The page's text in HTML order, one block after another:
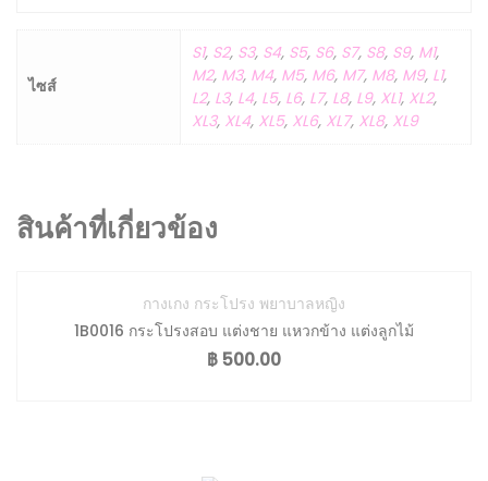
ไซส์
S1, S2, S3, S4, S5, S6, S7, S8, S9, M1,
M2, M3, M4, M5, M6, M7, M8, M9, L1,
L2, L3, L4, L5, L6, L7, L8, L9, XL1, XL2,
XL3, XL4, XL5, XL6, XL7, XL8, XL9
สินค้าที่เกี่ยวข้อง
กางเกง กระโปรง พยาบาลหญิง
1B0016 กระโปรงสอบ แต่งชาย แหวกข้าง แต่งลูกไม้
฿ 500.00